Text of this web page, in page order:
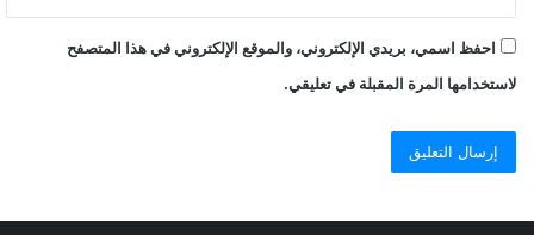
احفظ اسمي، بريدي الإلكتروني، والموقع الإلكتروني في هذا المتصفح
لاستخدامها المرة المقبلة في تعليقي.